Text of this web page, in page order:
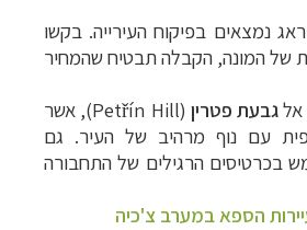
נמצאים בפיקוח העירייה. בקשו
של המונה, הקבלה תבטיח שהמחיר
אלגבעת פטרין (
Petřín Hill
), אשר
עם נוף מרהיב של העיר. גם
בכרטיסים הרגילים של התחבורה
הספא במערב צ'כיה